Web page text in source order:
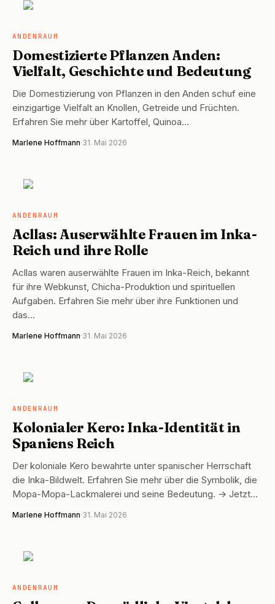
ANDENRAUM
ANDENRAUM
Domestizierte Pflanzen Anden:
Vielfalt, Geschichte und Bedeutung
Die Domestizierung von Pflanzen in den Anden schuf eine
einzigartige Vielfalt an Knollen, Getreide und Früchten.
Erfahren Sie mehr über Kartoffel, Quinoa…
Marlene Hoffmann·31. Mai 2026
ANDENRAUM
ANDENRAUM
Acllas: Auserwählte Frauen im Inka-
Reich und ihre Rolle
Acllas waren auserwählte Frauen im Inka-Reich, bekannt
für ihre Webkunst, Chicha-Produktion und spirituellen
Aufgaben. Erfahren Sie mehr über ihre Funktionen und
das…
Marlene Hoffmann·31. Mai 2026
ANDENRAUM
ANDENRAUM
Kolonialer Kero: Inka-Identität in
Spaniens Reich
Der koloniale Kero bewahrte unter spanischer Herrschaft
die Inka-Bildwelt. Erfahren Sie mehr über die Symbolik, die
Mopa-Mopa-Lackmalerei und seine Bedeutung. → Jetzt…
Marlene Hoffmann·31. Mai 2026
ANDENRAUM
ANDENRAUM